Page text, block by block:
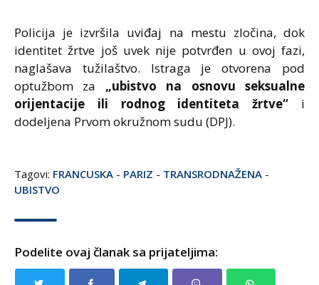
Policija je izvršila uviđaj na mestu zločina, dok
identitet žrtve još uvek nije potvrđen u ovoj fazi,
naglašava tužilaštvo. Istraga je otvorena pod
optužbom za „ubistvo na osnovu seksualne
orijentacije ili rodnog identiteta žrtve“ i
dodeljena Prvom okružnom sudu (DPJ).
Tagovi: FRANCUSKA - PARIZ - TRANSRODNAŽENA -
UBISTVO
Podelite ovaj članak sa prijateljima: